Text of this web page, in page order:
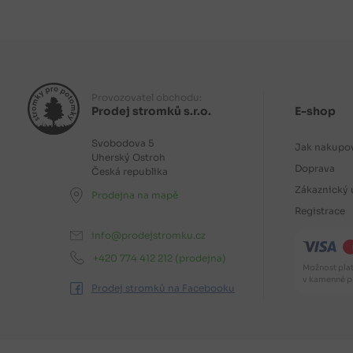
Provozovatel obchodu:
Prodej stromků s.r.o.
Svobodova 5
Uherský Ostroh
Česká republika
Prodejna na mapě
info@prodejstromku.cz
+420 774 412 212 (prodejna)
Prodej stromků na Facebooku
E-shop
Jak
Doprava
Zákaznický
Registrace
Možnost
v kamenné